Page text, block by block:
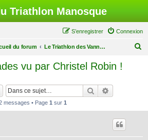
Triathlon Manosque
Connexion
S’enregistrer
du forum Le Triathlon des Vannades
vu par Christel Robin !
Rechercher
messages • Page 1 sur 1